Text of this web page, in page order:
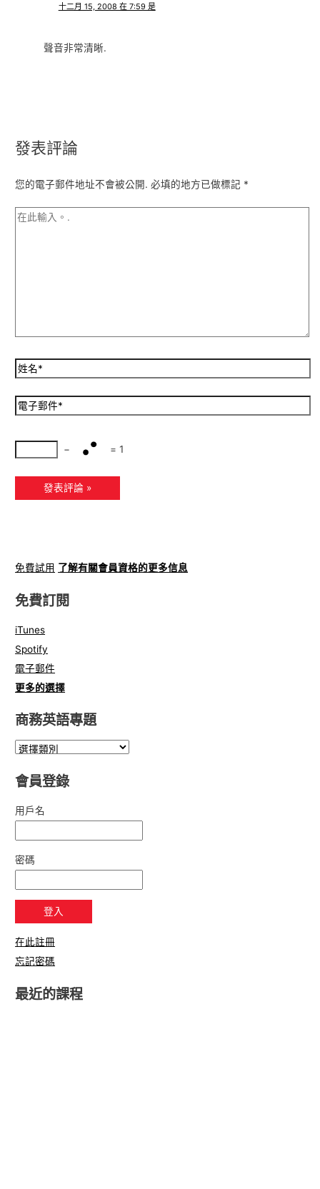
十二月 15, 2008 在 7:59 是
聲音非常清晰.
發表評論
您的電子郵件地址不會被公開. 必填的地方已做標記 *
− = 1
免費試用 了解有關會員資格的更多信息
免費訂閱
iTunes
Spotify
電子郵件
更多的選擇
商務英語專題
會員登錄
用戶名
密碼
在此註冊
忘記密碼
最近的課程